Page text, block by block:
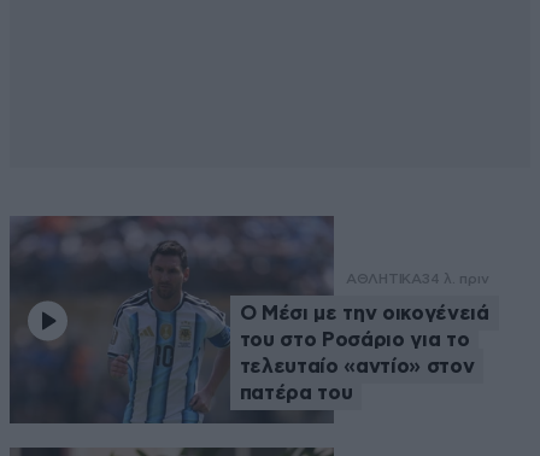
ΑΘΛΗΤΙΚΑ34 λ. πριν
Ο Μέσι με την οικογένειά
του στο Ροσάριο για το
τελευταίο «αντίο» στον
πατέρα του